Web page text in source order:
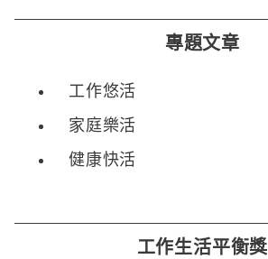
專題文章
工作悠活
家庭樂活
健康快活
工作生活平衡獎